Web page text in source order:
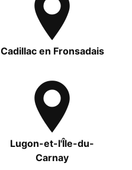
Cadillac en Fronsadais
Lugon-et-l'Île-du-
Carnay